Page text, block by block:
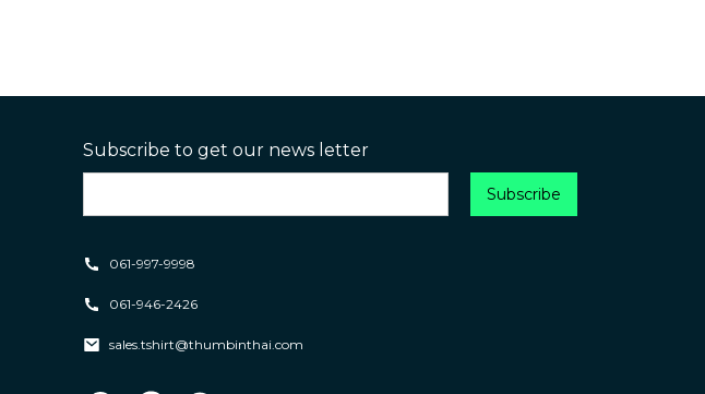
Subscribe to get our news letter
061-997-9998
061-946-2426
sales.tshirt@thumbinthai.com